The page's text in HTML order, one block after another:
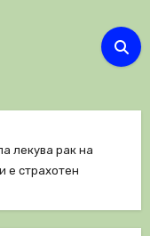
лекува рак на
е страхотен